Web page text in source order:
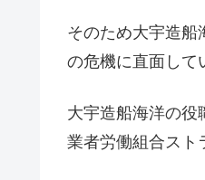
そのため大宇造船
の危機に直面して
大宇造船海洋の役
業者労働組合スト